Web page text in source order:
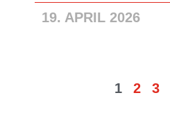
19. APRIL 2026
1 2 3